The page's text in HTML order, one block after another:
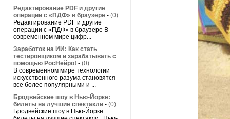
Редактирование PDF и другие
операции с «ПДФ» в браузере - (0)
Редактирование PDF и другие
операции с «ПДФ» в браузере В
современном мире цифр...
Заработок на ИИ: Как стать
тестировщиком и зарабатывать с
помощью РосНейро! - (0)
В современном мире технологии
искусственного разума становятся
все более популярными и ...
Бродвейские шоу в Нью-Йорке:
билеты на лучшие спектакли - (0)
Бродвейские шоу в Нью-Йорке: